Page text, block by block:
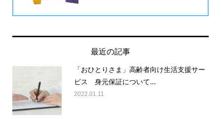
最近の記事
「おひとりさま」高齢者向け生活支援サー
ビス 身元保証について...
2022.01.11